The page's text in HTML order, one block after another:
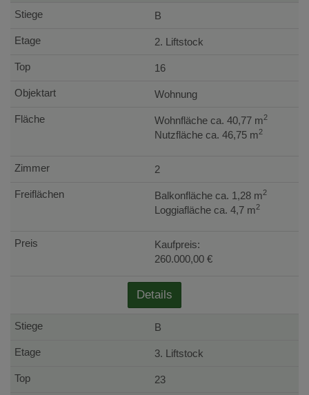
B
2. Liftstock
16
Wohnung
Wohnfläche ca. 40,77 m2
Nutzfläche ca. 46,75 m2
2
Balkonfläche ca. 1,28 m2
Loggiafläche ca. 4,7 m2
Kaufpreis:
260.000,00 €
Details
B
3. Liftstock
23